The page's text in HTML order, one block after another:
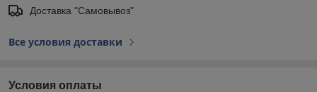
Доставка "Самовывоз"
Все условия доставки
Условия оплаты